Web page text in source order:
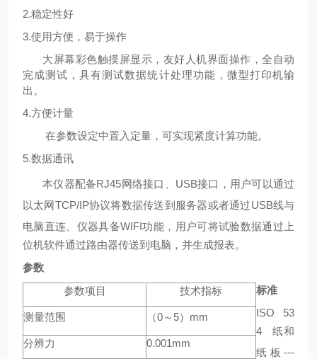
2.稳定性好
3.使用方便，易于操作
大屏幕彩色触摸屏显示，友好人机界面操作，全自动
完成测试，具有测试数据统计处理功能，微型打印机输
出。
4.方便计量
在参数设定中置入定量，可实现紧度计算功能。
5.数据通讯
本仪器配备RJ45网络接口、 USB接口，用户可以通过
以太网TCP/IP协议将数据传送到服务器或者通过USB线与
电脑直连。仪器具备WIFI功能，用户可将试验数据通过上
位机软件通过路由器传送到电脑，并生成报表。
参数
参数项目
技术指标
测量范围 （0～ 5） mm
分辨力 0.001mm
标准
ISO 53
4
纸和
纸板 ---